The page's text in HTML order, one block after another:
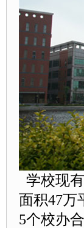
学校现
面积47万
5个校办